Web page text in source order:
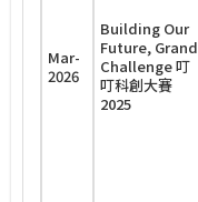
Mar-
2026
Building Our
Future, Grand
Challenge 叮
叮科創大賽
2025